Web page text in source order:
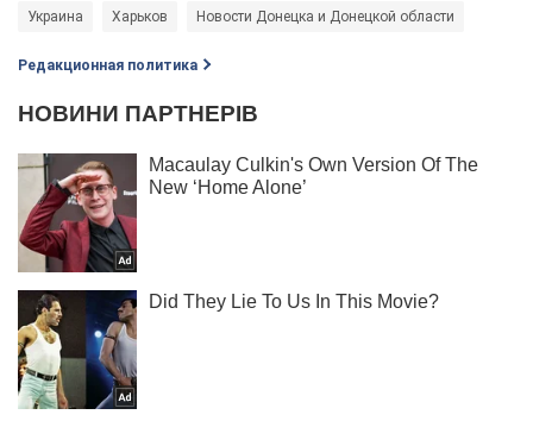
Украина Харьков Новости Донецка и Донецкой области
Редакционная политика